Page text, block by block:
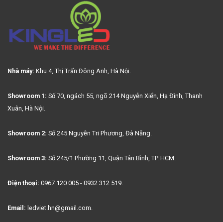
Nhà máy: Khu 4, Thị Trấn Đông Anh, Hà Nội.
Showroom 1: Số 70, ngách 55, ngõ 214 Nguyễn Xiển, Hạ Đình, Thanh
Xuân, Hà Nội.
Showroom 2: Số 245 Nguyễn Tri Phương, Đà Nẵng.
Showroom 3: Số 245/1 Phường 11, Quận Tân Bình, TP. HCM.
Điện thoại: 0967 120 005 - 0932 312 519.
Email: ledviet.hn@gmail.com.